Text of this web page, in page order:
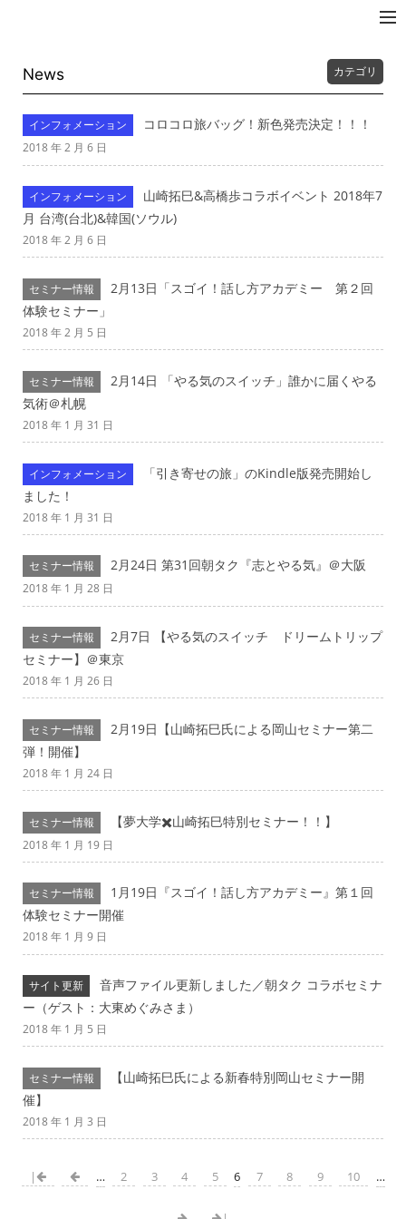
News カテゴリ
インフォメーション コロコロ旅バッグ！新色発売決定！！！
2018 年 2 月 6 日
インフォメーション
山崎拓巳&高橋歩コラボイベント 2018年7
月 台湾(台北)&韓国(ソウル)
2018 年 2 月 6 日
セミナー情報
2月13日「スゴイ！話し方アカデミー 第２回
体験セミナー」
2018 年 2 月 5 日
セミナー情報
2月14日 「やる気のスイッチ」誰かに届くやる
気術＠札幌
2018 年 1 月 31 日
インフォメーション
「引き寄せの旅」のKindle版発売開始し
ました！
2018 年 1 月 31 日
セミナー情報 2月24日 第31回朝タク『志とやる気』＠大阪
2018 年 1 月 28 日
セミナー情報
2月7日 【やる気のスイッチ ドリームトリップ
セミナー】＠東京
2018 年 1 月 26 日
セミナー情報
2月19日【山崎拓巳氏による岡山セミナー第二
弾！開催】
2018 年 1 月 24 日
セミナー情報 【夢大学✖️山崎拓巳特別セミナー！！】
2018 年 1 月 19 日
セミナー情報
1月19日『スゴイ！話し方アカデミー』第１回
体験セミナー開催
2018 年 1 月 9 日
サイト更新
音声ファイル更新しました／朝タク コラボセミナ
ー（ゲスト：大東めぐみさま）
2018 年 1 月 5 日
セミナー情報
【山崎拓巳氏による新春特別岡山セミナー開
催】
2018 年 1 月 3 日
| … 2 3 4 5 6 7 8 9 10 …